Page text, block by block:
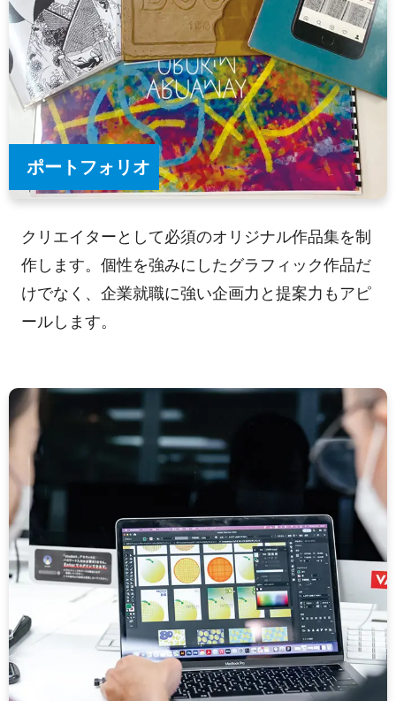
ポートフォリオ
クリエイターとして必須のオリジナル作品集を制
作します。個性を強みにしたグラフィック作品だ
けでなく、企業就職に強い企画力と提案力もアピ
ールします。